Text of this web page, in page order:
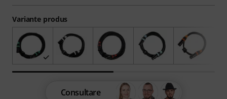
Variante produs
Consultare